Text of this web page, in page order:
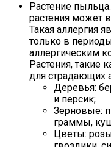
Растение
растения может
Такая аллергия
только в
аллергическим
Растения, такие
для страдающих
Деревья:
и персик;
Зерновые:
граммы,
Цветы: